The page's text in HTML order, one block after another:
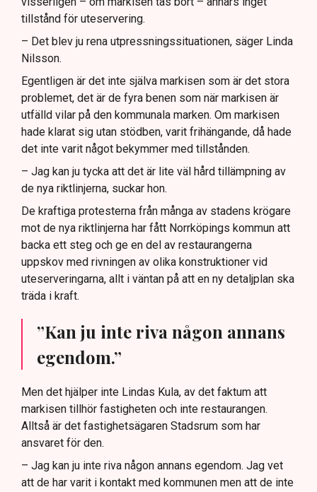
tillstånd för uteservering.
– Det blev ju rena utpressningssituationen, säger Linda
Nilsson.
Egentligen är det inte själva markisen som är det stora
problemet, det är de fyra benen som när markisen är
utfälld vilar på den kommunala marken. Om markisen
hade klarat sig utan stödben, varit frihängande, då hade
det inte varit något bekymmer med tillstånden.
– Jag kan ju tycka att det är lite väl hård tillämpning av
de nya riktlinjerna, suckar hon.
De kraftiga protesterna från många av stadens krögare
mot de nya riktlinjerna har fått Norrköpings kommun att
backa ett steg och ge en del av restaurangerna
uppskov med rivningen av olika konstruktioner vid
uteserveringarna, allt i väntan på att en ny detaljplan ska
träda i kraft.
”Kan ju inte riva någon annans
egendom.”
Men det hjälper inte Lindas Kula, av det faktum att
markisen tillhör fastigheten och inte restaurangen.
Alltså är det fastighetsägaren Stadsrum som har
ansvaret för den.
– Jag kan ju inte riva någon annans egendom. Jag vet
att de har varit i kontakt med kommunen men att de inte